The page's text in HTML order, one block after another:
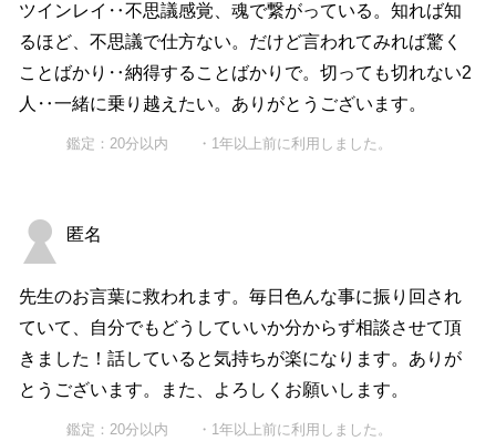
ツインレイ‥不思議感覚、魂で繋がっている。知れば知
るほど、不思議で仕方ない。だけど言われてみれば驚く
ことばかり‥納得することばかりで。切っても切れない2
人‥一緒に乗り越えたい。ありがとうございます。
鑑定：20分以内 ・1年以上前に利用しました。
匿名
先生のお言葉に救われます。毎日色んな事に振り回され
ていて、自分でもどうしていいか分からず相談させて頂
きました！話していると気持ちが楽になります。ありが
とうございます。また、よろしくお願いします。
鑑定：20分以内 ・1年以上前に利用しました。